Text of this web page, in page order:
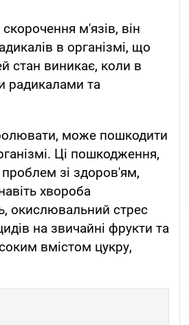
м'язів, він
в організмі, що
стан виникає, коли в
радикалами та
може пошкодити
Ці пошкодження,
зі здоров'ям,
хвороба
окислювальний стрес
на звичайні фрукти та
вмістом цукру,